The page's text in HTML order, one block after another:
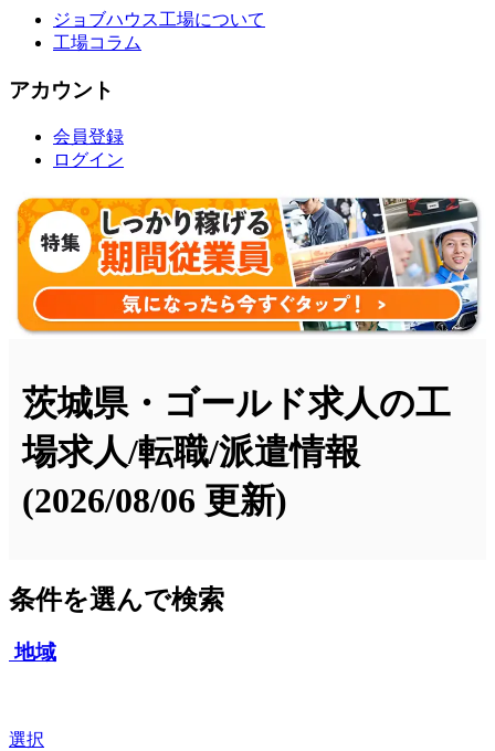
ジョブハウス工場について
工場コラム
アカウント
会員登録
ログイン
茨城県・ゴールド求人の工
場求人/転職/派遣情報
(2026/08/06 更新)
条件を選んで検索
地域
選択